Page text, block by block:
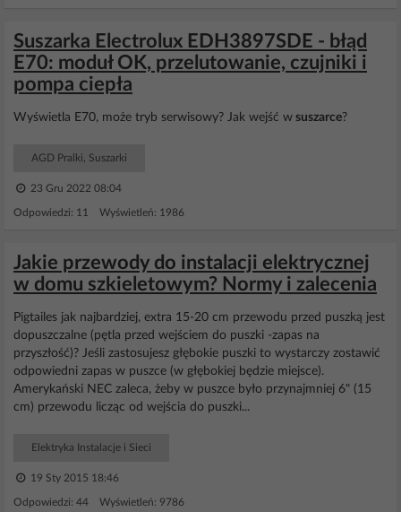
Suszarka Electrolux EDH3897SDE - błąd
E70: moduł OK, przelutowanie, czujniki i
pompa ciepła
Wyświetla E70, może tryb serwisowy? Jak wejść w suszarce?
AGD Pralki, Suszarki
23 Gru 2022 08:04
Odpowiedzi: 11 Wyświetleń: 1986
Jakie przewody do instalacji elektrycznej
w domu szkieletowym? Normy i zalecenia
Pigtailes jak najbardziej, extra 15-20 cm przewodu przed puszką jest
dopuszczalne (pętla przed wejściem do puszki -zapas na
przyszłość)? Jeśli zastosujesz głębokie puszki to wystarczy zostawić
odpowiedni zapas w puszce (w głębokiej będzie miejsce).
Amerykański NEC zaleca, żeby w puszce było przynajmniej 6" (15
cm) przewodu licząc od wejścia do puszki...
Elektryka Instalacje i Sieci
19 Sty 2015 18:46
Odpowiedzi: 44 Wyświetleń: 9786